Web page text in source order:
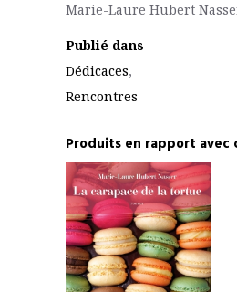
Marie-Laure Hubert
Publié dans
Dédicaces,
Rencontres
Produits en rapport avec